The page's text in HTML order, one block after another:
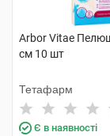
Arbor Vitae
см 10 шт
Тетафарм
Є в наявності